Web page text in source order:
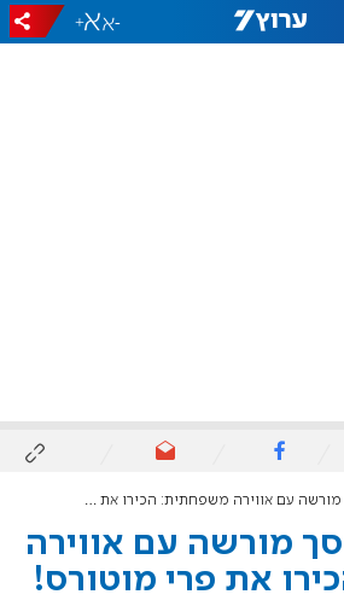
-
+
עם אווירה משפחתית: הכירו את פרי מוטורס!
מורשה עם אווירה
את פרי מוטורס!